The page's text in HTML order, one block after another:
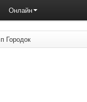
Онлайн
п Городок